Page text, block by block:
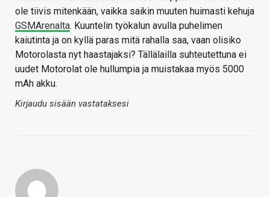
ole tiivis mitenkään, vaikka saikin muuten huimasti kehuja
GSMArenalta. Kuuntelin työkalun avulla puhelimen
kaiutinta ja on kyllä paras mitä rahalla saa, vaan olisiko
Motorolasta nyt haastajaksi? Tällälailla suhteutettuna ei
uudet Motorolat ole hullumpia ja muistakaa myös 5000
mAh akku.
Kirjaudu sisään vastataksesi